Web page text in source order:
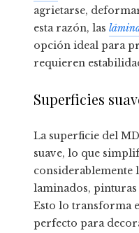
agrietarse,
esta razón, las
opción ideal para
requieren
Superficies
La superficie del
suave, lo que
considerablemente
laminados,
Esto lo transforma
perfecto para